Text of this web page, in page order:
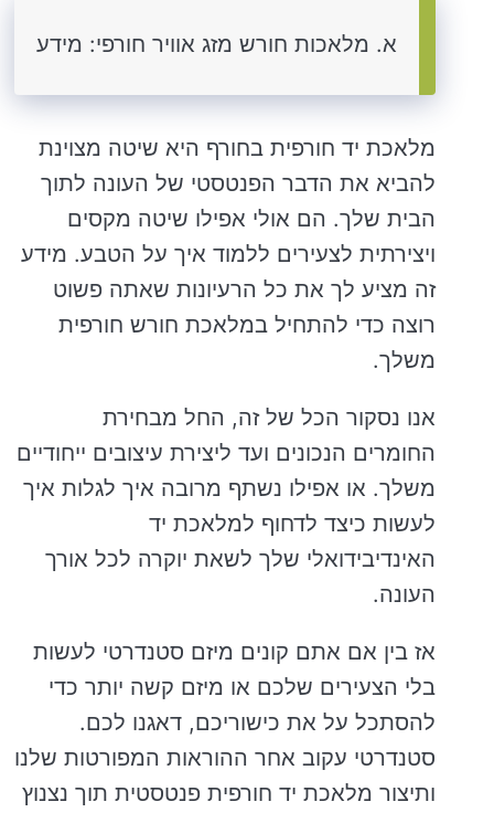
א. מלאכות חורש מזג אוויר חורפי: מידע
מלאכת יד חורפית בחורף היא שיטה מצוינת
להביא את הדבר הפנטסטי של העונה לתוך
הבית שלך. הם אולי אפילו שיטה מקסים
ויצירתית לצעירים ללמוד איך על הטבע. מידע
זה מציע לך את כל הרעיונות שאתה פשוט
רוצה כדי להתחיל במלאכת חורש חורפית
משלך.
אנו נסקור הכל של זה, החל מבחירת
החומרים הנכונים ועד ליצירת עיצובים ייחודיים
משלך. או אפילו נשתף מרובה איך לגלות איך
לעשות כיצד לדחוף למלאכת יד
האינדיבידואלי שלך לשאת יוקרה לכל אורך
העונה.
אז בין אם אתם קונים מיזם סטנדרטי לעשות
בלי הצעירים שלכם או מיזם קשה יותר כדי
להסתכל על את כישוריכם, דאגנו לכם.
סטנדרטי עקוב אחר ההוראות המפורטות שלנו
ותיצור מלאכת יד חורפית פנטסטית תוך נצנוץ